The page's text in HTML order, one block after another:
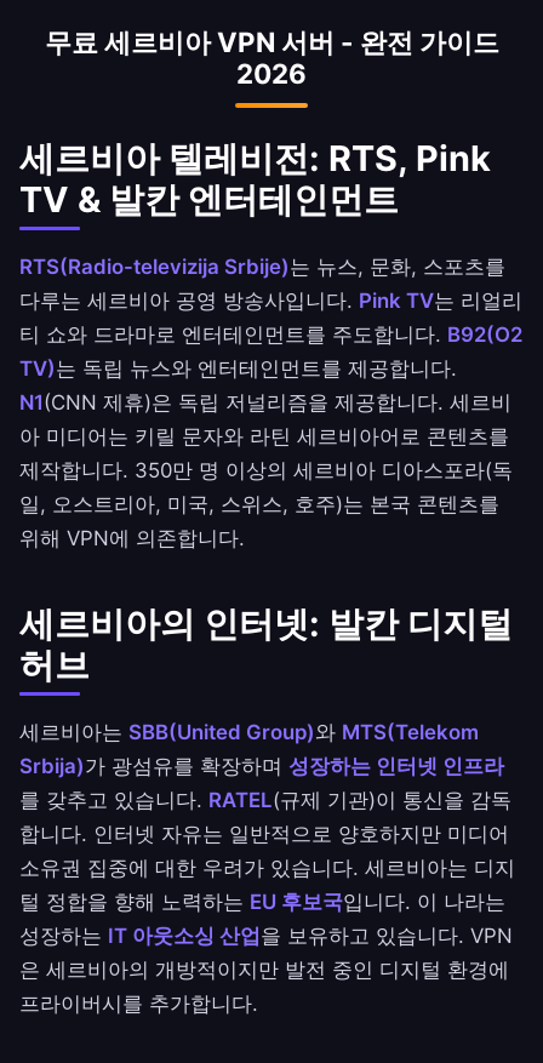
니다. 저희 VPN으로 전 세계 세르비아 커뮤니티에
즉시 접속을 제공합니다.
무료 세르비아 VPN 서버 - 완전 가이드
2026
세르비아 텔레비전: RTS, Pink
TV & 발칸 엔터테인먼트
RTS(Radio-televizija Srbije)는 뉴스, 문화, 스포츠를
다루는 세르비아 공영 방송사입니다. Pink TV는 리얼리
티 쇼와 드라마로 엔터테인먼트를 주도합니다. B92(O2
TV)는 독립 뉴스와 엔터테인먼트를 제공합니다.
N1(CNN 제휴)은 독립 저널리즘을 제공합니다. 세르비
아 미디어는 키릴 문자와 라틴 세르비아어로 콘텐츠를
제작합니다. 350만 명 이상의 세르비아 디아스포라(독
일, 오스트리아, 미국, 스위스, 호주)는 본국 콘텐츠를
위해 VPN에 의존합니다.
세르비아의 인터넷: 발칸 디지털
허브
세르비아는 SBB(United Group)와 MTS(Telekom
Srbija)가 광섬유를 확장하며 성장하는 인터넷 인프라
를 갖추고 있습니다. RATEL(규제 기관)이 통신을 감독
합니다. 인터넷 자유는 일반적으로 양호하지만 미디어
소유권 집중에 대한 우려가 있습니다. 세르비아는 디지
털 정합을 향해 노력하는 EU 후보국입니다. 이 나라는
성장하는 IT 아웃소싱 산업 을 보유하고 있습니다. VPN
은 세르비아의 개방적이지만 발전 중인 디지털 환경에
프라이버시를 추가합니다.